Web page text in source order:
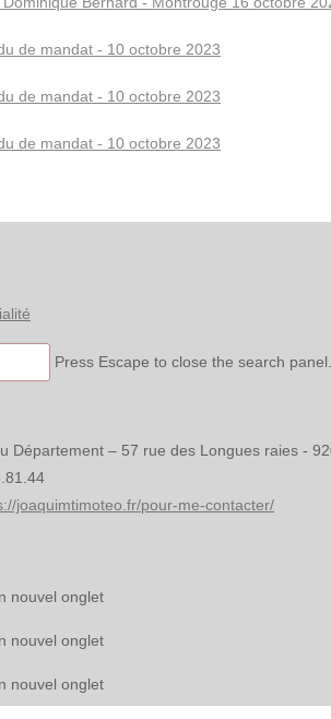
Press Escape to close the search panel.
Département – 57 rue des Longues raies -
joaquimtimoteo.fr/pour-me-contacter/
nouvel onglet
nouvel onglet
nouvel onglet